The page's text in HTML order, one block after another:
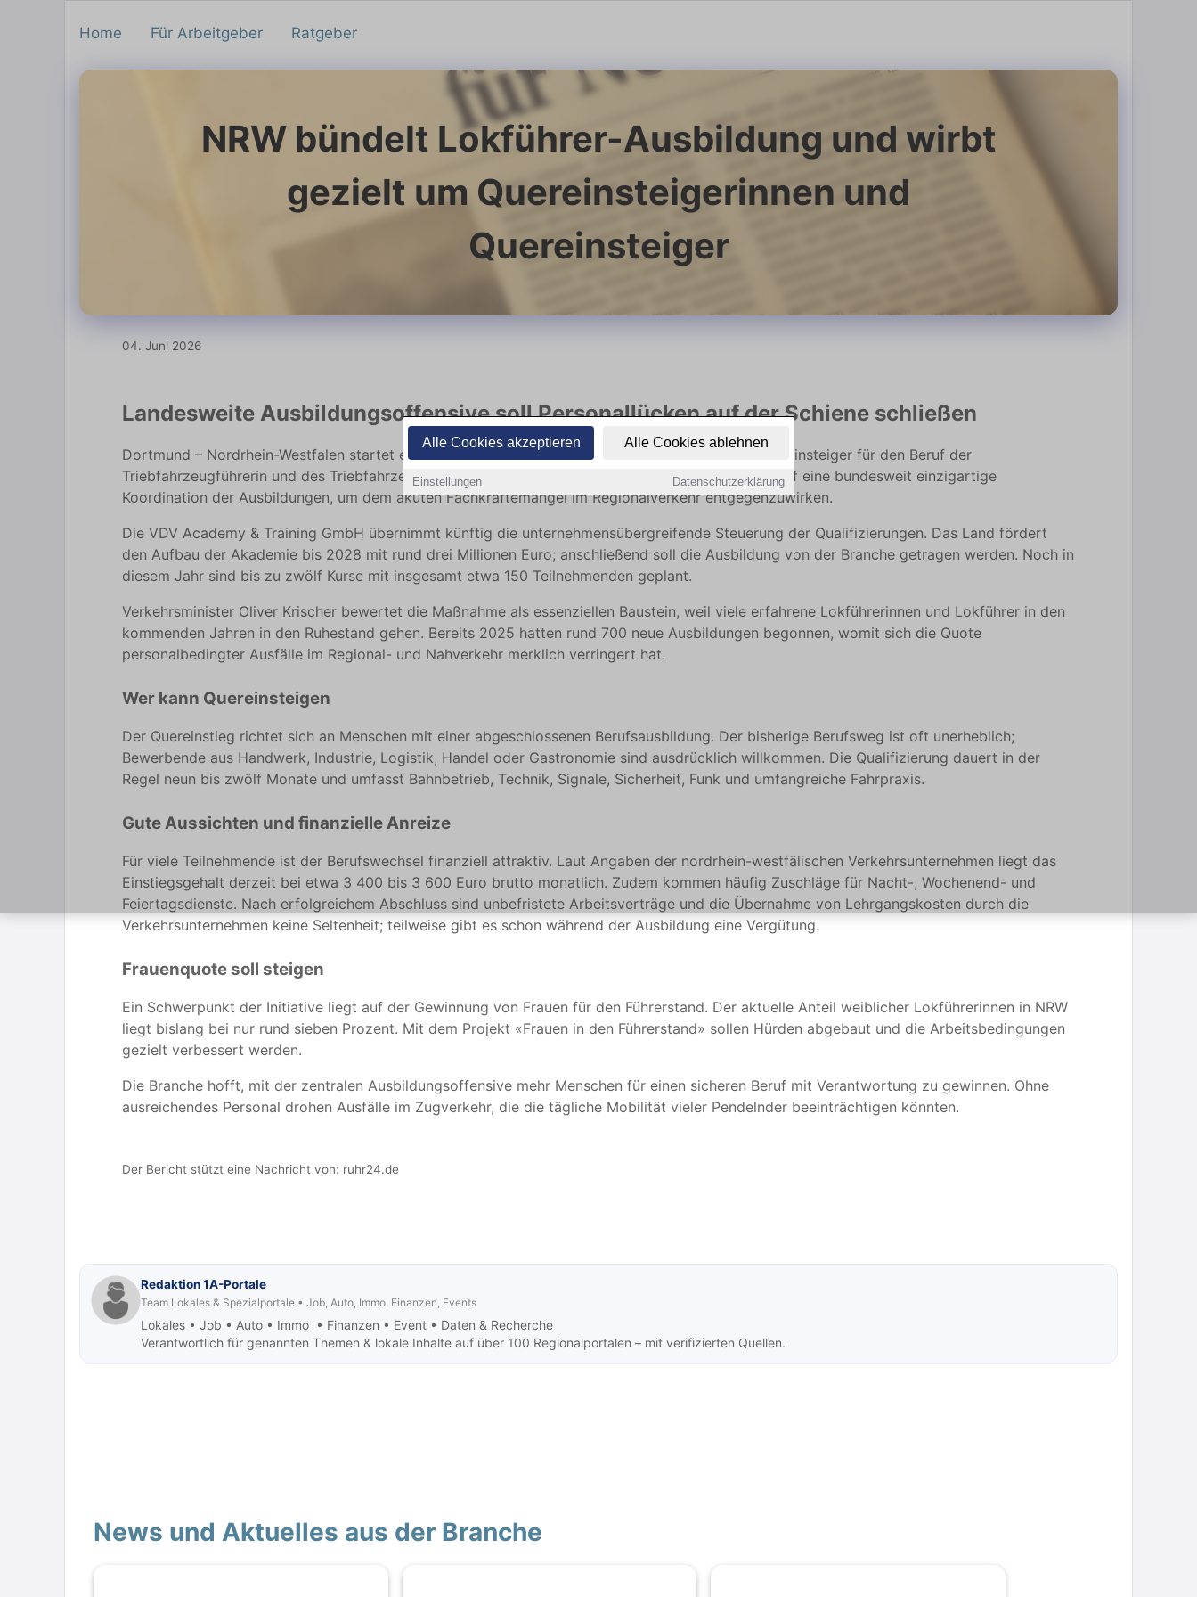
Alle Cookies akzeptieren Alle Cookies ablehnen
Einstellungen Datenschutzerklärung
Home Für Arbeitgeber Ratgeber
NRW bündelt Lokführer-Ausbildung und wirbt
gezielt um Quereinsteigerinnen und
Quereinsteiger
04. Juni 2026
Landesweite Ausbildungsoffensive soll Personallücken auf der Schiene schließen
Dortmund – Nordrhein-Westfalen startet eine zentrale Offensive, um Quereinsteigerinnen und Quereinsteiger für den Beruf der
Triebfahrzeugführerin und des Triebfahrzeugführers zu gewinnen. Das Verkehrsministerium setzt auf eine bundesweit einzigartige
Koordination der Ausbildungen, um dem akuten Fachkräftemangel im Regionalverkehr entgegenzuwirken.
Die VDV Academy & Training GmbH übernimmt künftig die unternehmensübergreifende Steuerung der Qualifizierungen. Das Land fördert
den Aufbau der Akademie bis 2028 mit rund drei Millionen Euro; anschließend soll die Ausbildung von der Branche getragen werden. Noch in
diesem Jahr sind bis zu zwölf Kurse mit insgesamt etwa 150 Teilnehmenden geplant.
Verkehrsminister Oliver Krischer bewertet die Maßnahme als essenziellen Baustein, weil viele erfahrene Lokführerinnen und Lokführer in den
kommenden Jahren in den Ruhestand gehen. Bereits 2025 hatten rund 700 neue Ausbildungen begonnen, womit sich die Quote
personalbedingter Ausfälle im Regional- und Nahverkehr merklich verringert hat.
Wer kann Quereinsteigen
Der Quereinstieg richtet sich an Menschen mit einer abgeschlossenen Berufsausbildung. Der bisherige Berufsweg ist oft unerheblich;
Bewerbende aus Handwerk, Industrie, Logistik, Handel oder Gastronomie sind ausdrücklich willkommen. Die Qualifizierung dauert in der
Regel neun bis zwölf Monate und umfasst Bahnbetrieb, Technik, Signale, Sicherheit, Funk und umfangreiche Fahrpraxis.
Gute Aussichten und finanzielle Anreize
Für viele Teilnehmende ist der Berufswechsel finanziell attraktiv. Laut Angaben der nordrhein-westfälischen Verkehrsunternehmen liegt das
Einstiegsgehalt derzeit bei etwa 3 400 bis 3 600 Euro brutto monatlich. Zudem kommen häufig Zuschläge für Nacht-, Wochenend- und
Feiertagsdienste. Nach erfolgreichem Abschluss sind unbefristete Arbeitsverträge und die Übernahme von Lehrgangskosten durch die
Verkehrsunternehmen keine Seltenheit; teilweise gibt es schon während der Ausbildung eine Vergütung.
Frauenquote soll steigen
Ein Schwerpunkt der Initiative liegt auf der Gewinnung von Frauen für den Führerstand. Der aktuelle Anteil weiblicher Lokführerinnen in NRW
liegt bislang bei nur rund sieben Prozent. Mit dem Projekt «Frauen in den Führerstand» sollen Hürden abgebaut und die Arbeitsbedingungen
gezielt verbessert werden.
Die Branche hofft, mit der zentralen Ausbildungsoffensive mehr Menschen für einen sicheren Beruf mit Verantwortung zu gewinnen. Ohne
ausreichendes Personal drohen Ausfälle im Zugverkehr, die die tägliche Mobilität vieler Pendelnder beeinträchtigen könnten.
Der Bericht stützt eine Nachricht von: ruhr24.de
Redaktion 1A-Portale
Team Lokales & Spezialportale • Job, Auto, Immo, Finanzen, Events
Lokales • Job • Auto • Immo • Finanzen • Event • Daten & Recherche
Verantwortlich für genannten Themen & lokale Inhalte auf über 100 Regionalportalen – mit verifizierten Quellen.
News und Aktuelles aus der Branche